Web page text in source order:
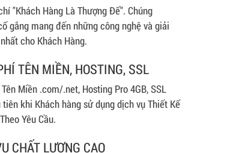
"Khách Hàng Là Thượng Đế". Chúng
gắng mang đến những công nghệ và giải
cho Khách Hàng.
TÊN MIỀN, HOSTING, SSL
Miền .com/.net, Hosting Pro 4GB, SSL
tiên khi Khách hàng sử dụng dịch vụ Thiết Kế
Yêu Cầu.
CHẤT LƯỢNG CAO